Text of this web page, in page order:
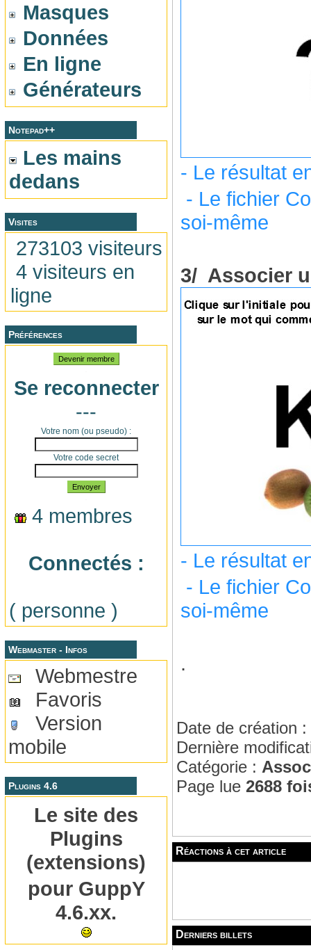
Masques
Données
En ligne
Générateurs
Notepad++
Les mains
dedans
Visites
273103 visiteurs
4 visiteurs en
ligne
Préférences
Devenir membre
Se reconnecter
---
Votre nom (ou pseudo) :
Votre code secret
Envoyer
4 membres
Connectés :
( personne )
Webmaster - Infos
Webmestre
Favoris
Version
mobile
Plugins 4.6
Le site des
Plugins
(extensions)
pour GuppY
4.6.xx.
- Le résultat
- Le fichier
soi-même
3/ Associer
- Le résultat
- Le fichier
soi-même
.
Date de création :
Dernière
Catégorie :
Page lue 2688
Réactions à cet article
Derniers billets